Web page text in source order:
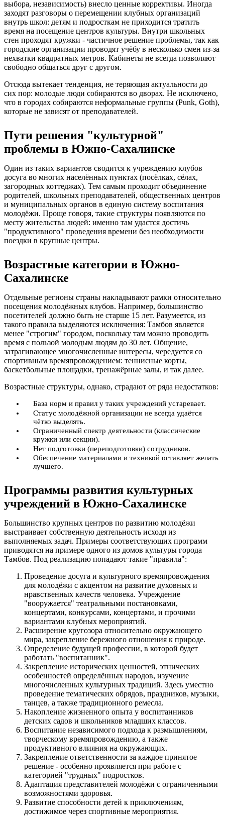
выбора, независимость) внесло ценные коррективы. Иногда
заходят разговоры о перемещении клубных организаций
внутрь школ: детям и подросткам не приходится тратить
время на посещение центров культуры. Внутри школьных
стен проходят кружки - частичное решение проблемы, так как
городские организации проводят учёбу в несколько смен из-за
нехватки квадратных метров. Кабинеты не всегда позволяют
свободно общаться друг с другом.
Отсюда вытекает тенденция, не теряющая актуальности до
сих пор: молодые люди собираются во дворах. Не исключено,
что в городах собираются неформальные группы (Punk, Goth),
которые не зависят от преподавателей.
Пути решения "культурной"
проблемы в Южно-Сахалинске
Один из таких вариантов сводится к учреждению клубов
досуга во многих населённых пунктах (посёлках, сёлах,
загородных коттеджах). Тем самым проходит объединение
родителей, школьных преподавателей, общественных центров
и муниципальных органов в единую систему воспитания
молодёжи. Проще говоря, такие структуры появляются по
месту жительства людей: именно там удастся достичь
"продуктивного" проведения времени без необходимости
поездки в крупные центры.
Возрастные категории в Южно-
Сахалинске
Отдельные регионы страны накладывают рамки относительно
посещения молодёжных клубов. Например, большинство
посетителей должно быть не старше 15 лет. Разумеется, из
такого правила выделяются исключения: Тамбов является
менее "строгим" городом, поскольку там можно проводить
время с пользой молодым людям до 30 лет. Общение,
затрагивающее многочисленные интересы, чередуется со
спортивным времяпровождением: теннисные корты,
баскетбольные площадки, тренажёрные залы, и так далее.
Возрастные структуры, однако, страдают от ряда недостатков:
База норм и правил у таких учреждений устаревает.
Статус молодёжной организации не всегда удаётся
чётко выделять.
Ограниченный спектр деятельности (классические
кружки или секции).
Нет подготовки (переподготовки) сотрудников.
Обеспечение материалами и техникой оставляет желать
лучшего.
Программы развития культурных
учреждений в Южно-Сахалинске
Большинство крупных центров по развитию молодёжи
выстраивает собственную деятельность исходя из
выполняемых задач. Примеры соответствующих программ
приводятся на примере одного из домов культуры города
Тамбов. Под реализацию попадают такие "правила":
Проведение досуга и культурного времяпровождения
для молодёжи с акцентом на развитие духовных и
нравственных качеств человека. Учреждение
"вооружается" театральными постановками,
концертами, конкурсами, концертами, и прочими
вариантами клубных мероприятий.
Расширение кругозора относительно окружающего
мира, закрепление бережного отношения к природе.
Определение будущей профессии, в которой будет
работать "воспитанник".
Закрепление исторических ценностей, этнических
особенностей определённых народов, изучение
многочисленных культурных традиций. Здесь уместно
проведение тематических обрядов, праздников, музыки,
танцев, а также традиционного ремесла.
Накопление жизненного опыта у воспитанников
детских садов и школьников младших классов.
Воспитание независимого подхода к размышлениям,
творческому времяпровождению, а также
продуктивного влияния на окружающих.
Закрепление ответственности за каждое принятое
решение - особенно проявляется при работе с
категорией "трудных" подростков.
Адаптация представителей молодёжи с ограниченными
возможностями здоровья.
Развитие способности детей к приключениям,
достижимое через спортивные мероприятия.